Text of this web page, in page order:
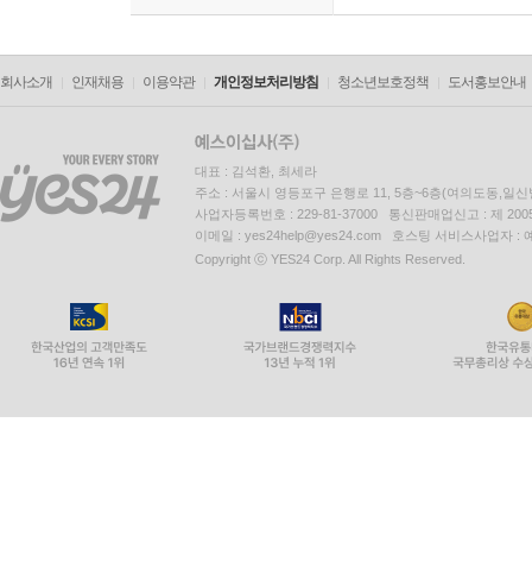
회사소개 인재채용 이용약관 개인정보처리방침 청소년보호정책 도서홍보안내
대표 : 김석환, 최세라
주소 : 서울시 영등포구 은행로 11, 5층~6층(여의도동,일신
사업자등록번호 : 229-81-37000 통신판매업신고 : 제
이메일 : yes24help@yes24.com 호스팅 서비스사업자 :
Copyright ⓒ YES24 Corp. All Rights Reserved.